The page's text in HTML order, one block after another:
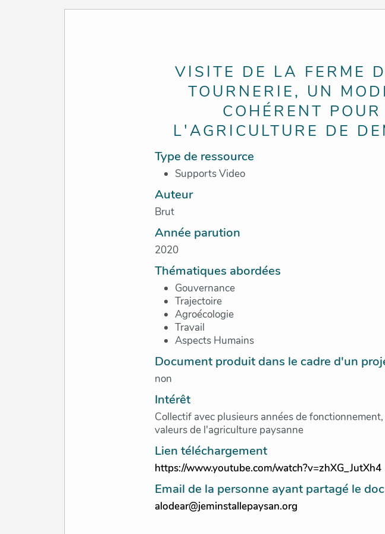
VISITE DE LA FERME
TOURNERIE, UN
COHÉRENT POUR
L'AGRICULTURE DE
Type de ressource
Supports Video
Auteur
Brut
Année parution
2020
Thématiques abordées
Gouvernance
Trajectoire
Agroécologie
Travail
Aspects Humains
Document produit dans le cadre d'un
non
Intérêt
Collectif avec plusieurs années de
valeurs de l'agriculture paysanne
Lien téléchargement
https://www.youtube.com/watch?v=zhXG_JutXh4
Email de la personne ayant partagé le
alodear@jeminstallepaysan.org